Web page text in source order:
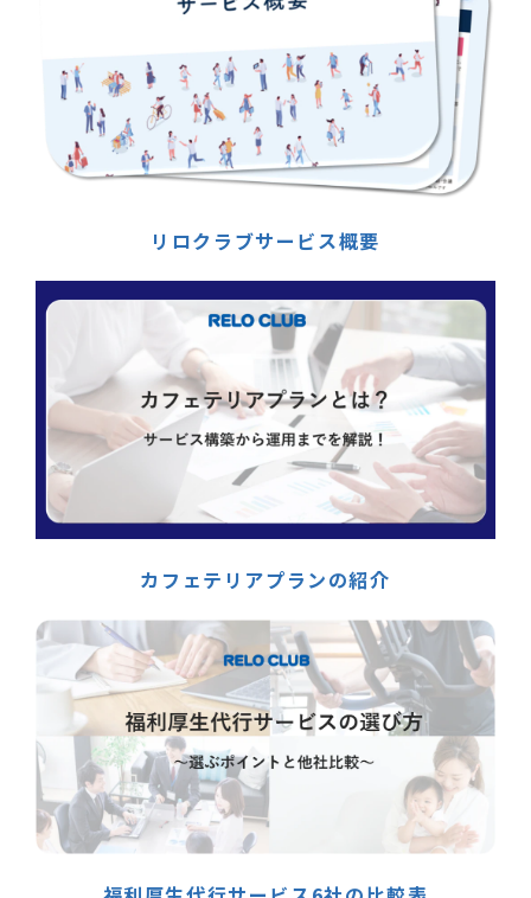
リロクラブサービス概要
カフェテリアプランの紹介